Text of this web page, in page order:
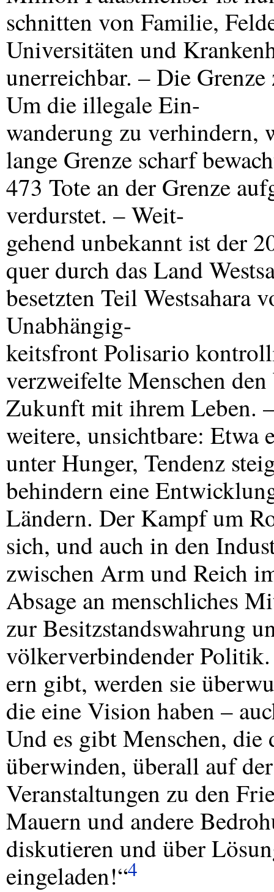
schnitten von Familie,
Universitäten und
unerreichbar. – Die
Um die illegale Ein-
wanderung zu verhindern,
lange Grenze scharf
473 Tote an der Grenze
verdurstet. – Weit-
gehend unbekannt ist der
quer durch das Land
besetzten Teil Westsahara
Unabhängig-
keitsfront Polisario
verzweifelte Menschen
Zukunft mit ihrem Leben.
weitere, unsichtbare:
unter Hunger, Tendenz
behindern eine
Ländern. Der Kampf um
sich, und auch in den
zwischen Arm und Reich
Absage an menschliches
zur Besitzstandswahrung
völkerverbindender
ern gibt, werden sie
die eine Vision haben –
Und es gibt Menschen, die
überwinden, überall auf
Veranstaltungen zu den
Mauern und andere
diskutieren und über
eingeladen!“4